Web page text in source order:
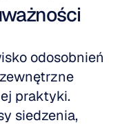
odosobnień
praktyki.
siedzenia,